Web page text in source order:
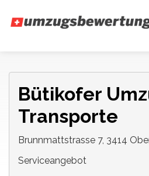
Bütikofer
Transporte
Brunnmattstrasse 7, 3414
Serviceangebot